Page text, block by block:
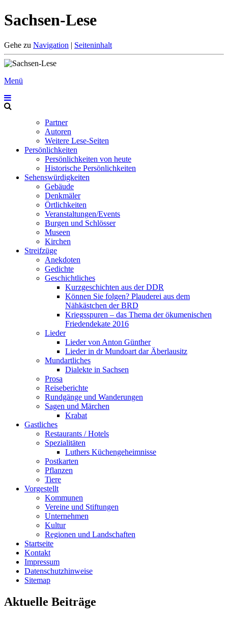
Sachsen-Lese
Gehe zu Navigation | Seiteninhalt
Menü
Partner
Autoren
Weitere Lese-Seiten
Persönlichkeiten
Persönlichkeiten von heute
Historische Persönlichkeiten
Sehenswürdigkeiten
Gebäude
Denkmäler
Örtlichkeiten
Veranstaltungen/Events
Burgen und Schlösser
Museen
Kirchen
Streifzüge
Anekdoten
Gedichte
Geschichtliches
Kurzgeschichten aus der DDR
Können Sie folgen? Plauderei aus dem
Nähkästchen der BRD
Kriegsspuren – das Thema der ökumenischen
Friedendekate 2016
Lieder
Lieder von Anton Günther
Lieder in dr Mundoart dar Äberlausitz
Mundartliches
Dialekte in Sachsen
Prosa
Reiseberichte
Rundgänge und Wanderungen
Sagen und Märchen
Krabat
Gastliches
Restaurants / Hotels
Spezialitäten
Luthers Küchengeheimnisse
Postkarten
Pflanzen
Tiere
Vorgestellt
Kommunen
Vereine und Stiftungen
Unternehmen
Kultur
Regionen und Landschaften
Startseite
Kontakt
Impressum
Datenschutzhinweise
Sitemap
Aktuelle Beiträge